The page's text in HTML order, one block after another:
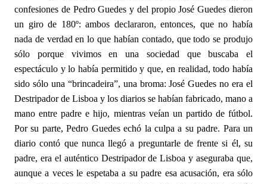
confesiones de Pedro Guedes y del propio José Guedes dieron
un giro de 180º: ambos declararon, entonces, que no había
nada de verdad en lo que habían contado, que todo se produjo
sólo porque vivimos en una sociedad que buscaba el
espectáculo y lo había permitido y que, en realidad, todo había
sido sólo una “brincadeira”, una broma: José Guedes no era el
Destripador de Lisboa y los diarios se habían fabricado, mano a
mano entre padre e hijo, mientras veían un partido de fútbol.
Por su parte, Pedro Guedes echó la culpa a su padre. Para un
diario contó que nunca llegó a preguntarle de frente si él, su
padre, era el auténtico Destripador de Lisboa y aseguraba que,
aunque a veces le espetaba a su padre esa acusación, era sólo